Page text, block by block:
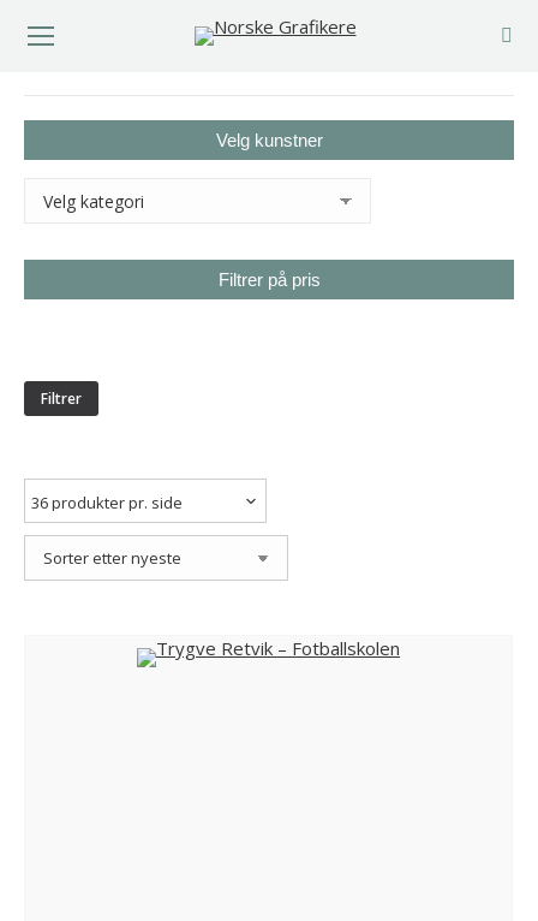
Velg kunstner
Filtrer på pris
Filtrer